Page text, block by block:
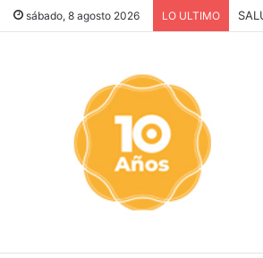
sábado, 8 agosto 2026 LO ULTIMO